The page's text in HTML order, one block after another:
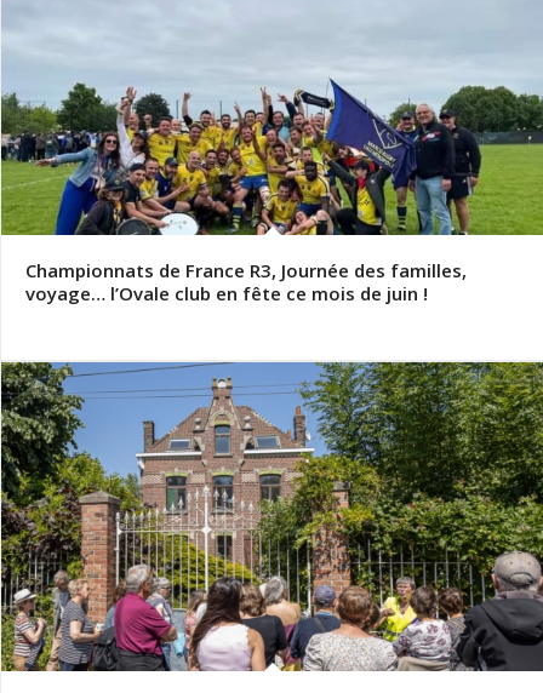
Championnats de France R3, Journée des familles,
voyage… l’Ovale club en fête ce mois de juin !